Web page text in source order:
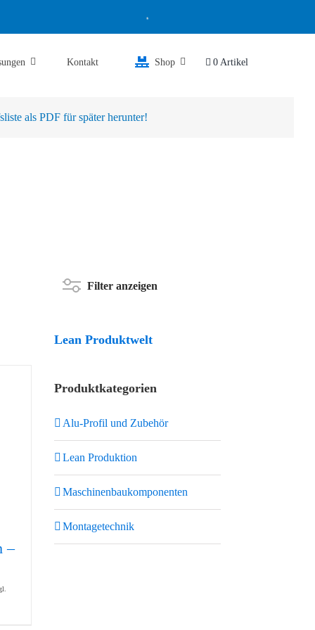
Kontakt Shop 0 Artikel
als PDF für später herunter!
–
Filter anzeigen
Lean Produktwelt
Produktkategorien
Alu-Profil und Zubehör
Lean Produktion
Maschinenbaukomponenten
Montagetechnik